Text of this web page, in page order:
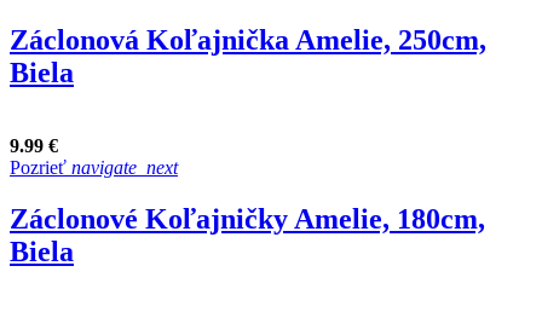
Záclonová Koľajnička Amelie, 250cm,
Biela
9.99 €
Pozrieť navigate_next
Záclonové Koľajničky Amelie, 180cm,
Biela